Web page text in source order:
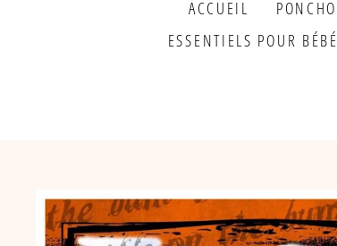
ACCUEIL PONCHO
ESSENTIELS POUR BÉBÉ